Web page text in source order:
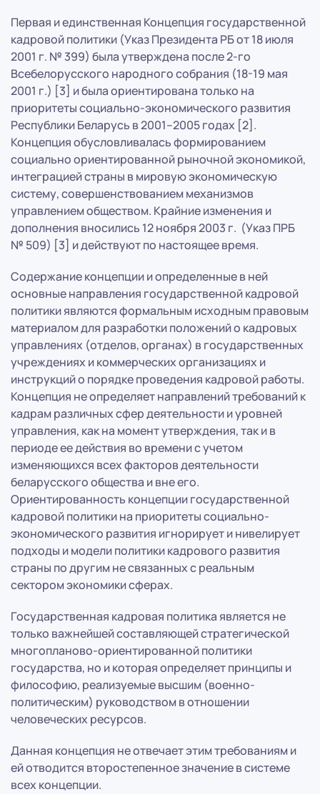
Первая и единственная Концепция государственной
кадровой политики (Указ Президента РБ от 18 июля
2001 г. № 399) была утверждена после 2-го
Всебелорусского народного собрания (18-19 мая
2001 г.) [3] и была ориентирована только на
приоритеты социально-экономического развития
Республики Беларусь в 2001–2005 годах [2].
Концепция обусловливалась формированием
социально ориентированной рыночной экономикой,
интеграцией страны в мировую экономическую
систему, совершенствованием механизмов
управлением обществом. Крайние изменения и
дополнения вносились 12 ноября 2003 г. (Указ ПРБ
№ 509) [3] и действуют по настоящее время.
Содержание концепции и определенные в ней
основные направления государственной кадровой
политики являются формальным исходным правовым
материалом для разработки положений о кадровых
управлениях (отделов, органах) в государственных
учреждениях и коммерческих организациях и
инструкций о порядке проведения кадровой работы.
Концепция не определяет направлений требований к
кадрам различных сфер деятельности и уровней
управления, как на момент утверждения, так и в
периоде ее действия во времени с учетом
изменяющихся всех факторов деятельности
беларусского общества и вне его.
Ориентированность концепции государственной
кадровой политики на приоритеты социально-
экономического развития игнорирует и нивелирует
подходы и модели политики кадрового развития
страны по другим не связанных с реальным
сектором экономики сферах.
Государственная кадровая политика является не
только важнейшей составляющей стратегической
многопланово-ориентированной политики
государства, но и которая определяет принципы и
философию, реализуемые высшим (военно-
политическим) руководством в отношении
человеческих ресурсов.
Данная концепция не отвечает этим требованиям и
ей отводится второстепенное значение в системе
всех концепции.